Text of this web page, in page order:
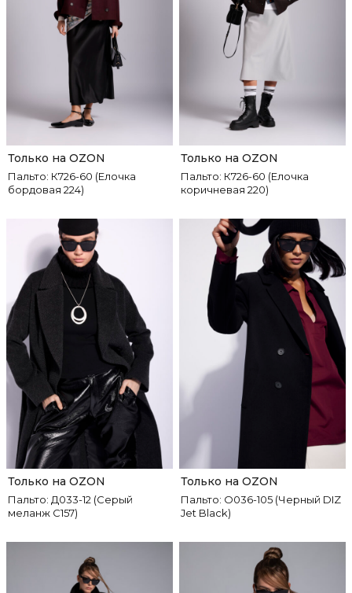
Пальто: К726-60 (Елочка
бордовая 224)
Только на OZON
Пальто: К726-60 (Елочка
коричневая 220)
Только на OZON
Пальто: Д033-12 (Серый
меланж C157)
Только на OZON
Пальто: О036-105 (Черный DIZ
Jet Black)
Только на OZON